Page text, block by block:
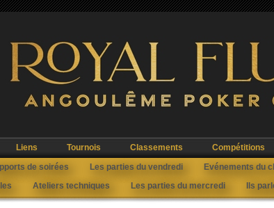
Liens Tournois Classements Compétitions
de soirées Les parties du vendredi Evénements du
Ateliers techniques Les parties du mercredi Ils